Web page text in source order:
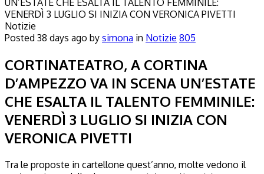
Notizie
Posted 38 days ago by simona in Notizie 805
CORTINATEATRO, A CORTINA
D’AMPEZZO VA IN SCENA UN’ESTATE
CHE ESALTA IL TALENTO FEMMINILE:
VENERDÌ 3 LUGLIO SI INIZIA CON
VERONICA PIVETTI
Tra le proposte in cartellone quest’anno, molte vedono il